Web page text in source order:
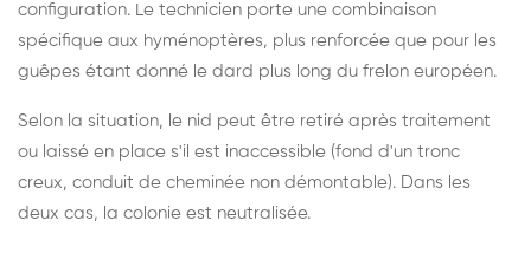
configuration. Le technicien porte une combinaison
spécifique aux hyménoptères, plus renforcée que pour les
guêpes étant donné le dard plus long du frelon européen.
Selon la situation, le nid peut être retiré après traitement
ou laissé en place s'il est inaccessible (fond d'un tronc
creux, conduit de cheminée non démontable). Dans les
deux cas, la colonie est neutralisée.